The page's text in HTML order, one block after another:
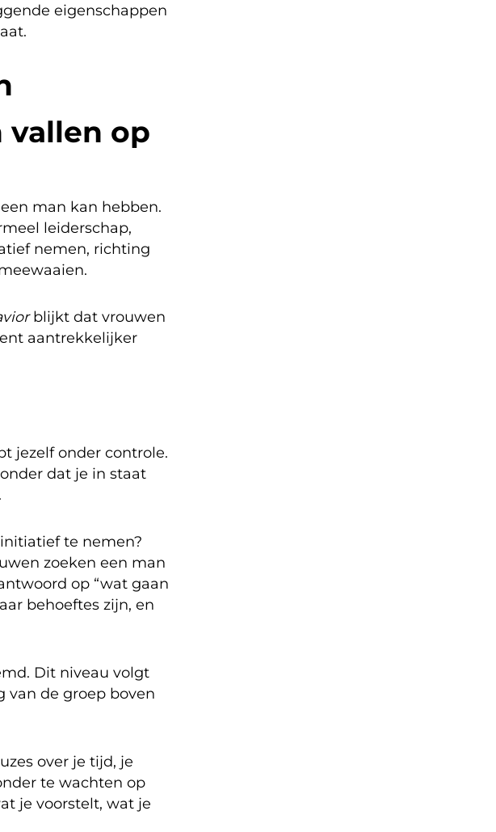
eigenschappen
vallen op
man kan hebben.
leiderschap,
nemen, richting
blijkt dat vrouwen
aantrekkelijker
jezelf onder controle.
dat je in staat
te nemen?
zoeken een man
op “wat gaan
behoeftes zijn, en
Dit niveau volgt
van de groep boven
over je tijd, je
te wachten op
je voorstelt, wat je